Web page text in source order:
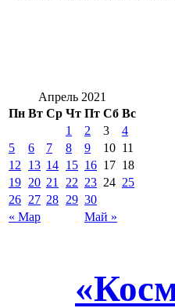
Апрель 2021
Пн Вт Ср Чт Пт Сб Вс
« Мар Май »
1 2 3
4
5
6 7 8 9 10 11
12
13 14 15 16 17 18
19 20 21 22 23 24 25
26 27 28 29 30